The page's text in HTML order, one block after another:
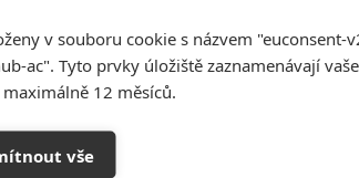
v souboru cookie s názvem "euconsent-
ac". Tyto prvky úložiště zaznamenávají
12 měsíců.
vše